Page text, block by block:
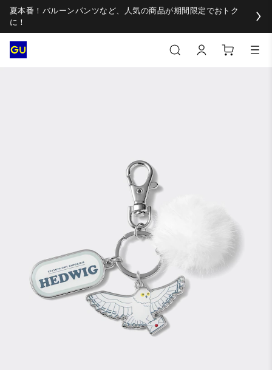
夏本番！バルーンパンツなど、人気の商品が期間限定でおトク
に！